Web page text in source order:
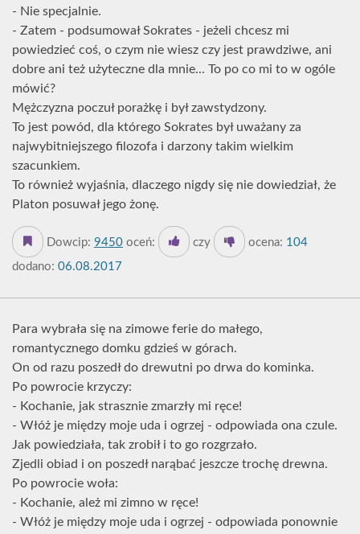
- Nie specjalnie.
- Zatem - podsumował Sokrates - jeżeli chcesz mi
powiedzieć coś, o czym nie wiesz czy jest prawdziwe, ani
dobre ani też użyteczne dla mnie... To po co mi to w ogóle
mówić?
Mężczyzna poczuł porażkę i był zawstydzony.
To jest powód, dla którego Sokrates był uważany za
najwybitniejszego filozofa i darzony takim wielkim
szacunkiem.
To również wyjaśnia, dlaczego nigdy się nie dowiedział, że
Platon posuwał jego żonę.
Dowcip: 9450 oceń: czy ocena: 104
dodano: 06.08.2017
Para wybrała się na zimowe ferie do małego,
romantycznego domku gdzieś w górach.
On od razu poszedł do drewutni po drwa do kominka.
Po powrocie krzyczy:
- Kochanie, jak strasznie zmarzły mi ręce!
- Włóż je między moje uda i ogrzej - odpowiada ona czule.
Jak powiedziała, tak zrobił i to go rozgrzało.
Zjedli obiad i on poszedł narąbać jeszcze trochę drewna.
Po powrocie woła:
- Kochanie, ależ mi zimno w ręce!
- Włóż je między moje uda i ogrzej - odpowiada ponownie